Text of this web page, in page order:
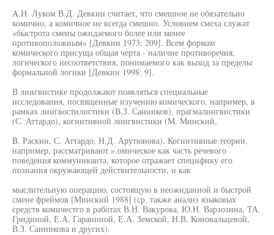
A.Н. Луком В.Д. Девкин считает, что смешное не обязательно
комично, а комичное не всегда смешно. Условием смеха служат
«быстрота смены ожидаемого более или менее
противоположным» [Девкин 1973: 209]. Всем формам
комического присуща общая черта - наличие противоречия,
логического несоответствия, понимаемого как выход за пределы
формальной логики [Девкин 1998: 9].
В лингвистике продолжают появляться специальные
исследования, посвященные изучению комического, например, в
рамках лингвостилистики (В.З. Санников), прагмалингвистики
(С. Аттардо), когнитивной лингвистики (М. Минский,
B. Раскин, С. Аттардо, Н.Д. Арутюнова). Когнитивные теории,
например, рассматривают ».омическое как часть речевого
поведения коммуниканта, которое отражает специфику его
познания окружающей действительности, и как
мыслительную операцию, состоящую в неожиданной и быстрой
смене фреймов [Минский 1988] (ср. также анализ языковых
средств комичестго в работах В.Н. Вакурова, Ю.Н. Варзозина, ТА.
Гридиной, Е.А. Гараниной, Е.А. Земской, Н.В. Коновальцевой,
В.З. Санникова и других).